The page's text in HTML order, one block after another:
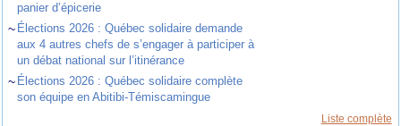
panier d’épicerie
~ Élections 2026 : Québec solidaire demande
aux 4 autres chefs de s’engager à participer à
un débat national sur l’itinérance
~ Élections 2026 : Québec solidaire complète
son équipe en Abitibi-Témiscamingue
Liste complète